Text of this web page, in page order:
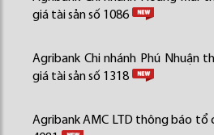
giá tài sản số 1086
Agribank Chi nhánh Phú Nhuận
giá tài sản số 1318
Agribank AMC LTD thông báo tổ